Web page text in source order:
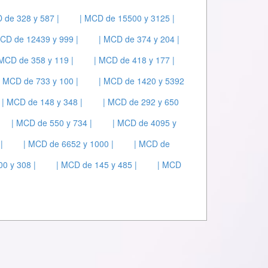
de 328 y 587 |
| MCD de 15500 y 3125 |
de 12439 y 999 |
| MCD de 374 y 204 |
de 358 y 119 |
| MCD de 418 y 177 |
MCD de 733 y 100 |
| MCD de 1420 y 5392
| MCD de 148 y 348 |
| MCD de 292 y 650
| MCD de 550 y 734 |
| MCD de 4095 y
| MCD de 6652 y 1000 |
| MCD de
y 308 | | MCD de 145 y 485 |
| MCD